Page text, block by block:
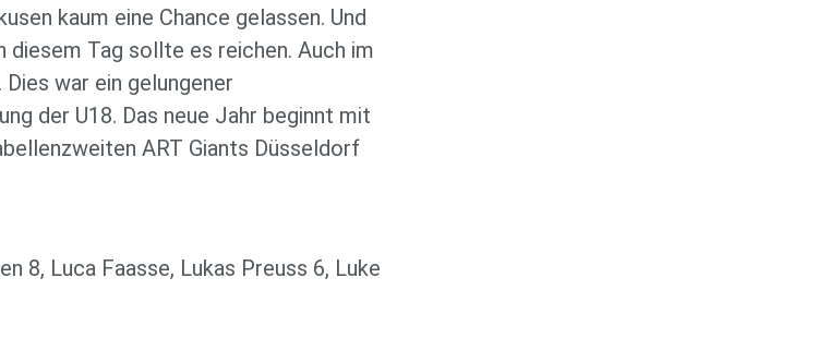
kaum eine Chance gelassen. Und
diesem Tag sollte es reichen. Auch im
war ein gelungener
der U18. Das neue Jahr beginnt mit
ART Giants Düsseldorf
8, Luca Faasse, Lukas Preuss 6, Luke